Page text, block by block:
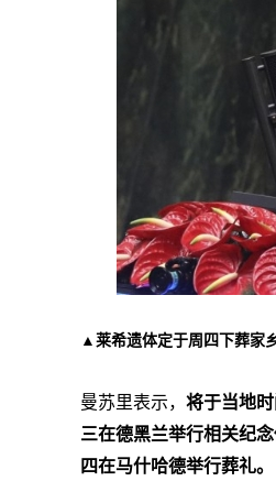
▲莱希遗体定于周四下葬家
曼苏里表示， 将于当地
三在德黑兰举行相关纪
四在马什哈德举行葬礼。